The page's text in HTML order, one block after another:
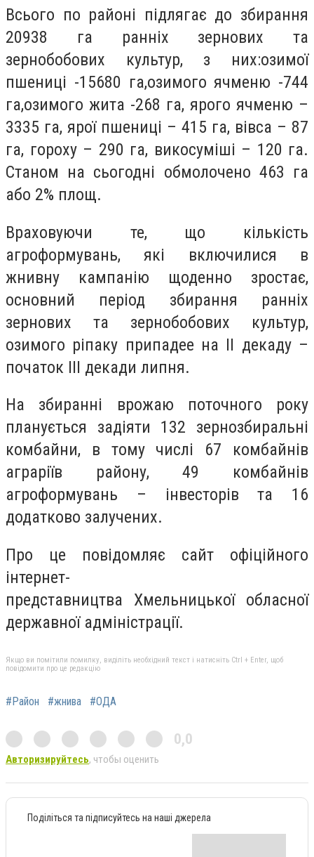
Всього по районі підлягає до збирання
20938 га ранніх зернових та
зернобобових культур, з них:озимої
пшениці -15680 га,озимого ячменю -744
га,озимого жита -268 га, ярого ячменю –
3335 га, ярої пшениці – 415 га, вівса – 87
га, гороху – 290 га, викосуміші – 120 га.
Станом на сьогодні обмолочено 463 га
або 2% площ.
Враховуючи те, що кількість
агроформувань, які включилися в
жнивну кампанію щоденно зростає,
основний період збирання ранніх
зернових та зернобобових культур,
озимого ріпаку припадее на ІІ декаду –
початок ІІІ декади липня.
На збиранні врожаю поточного року
планується задіяти 132 зернозбиральні
комбайни, в тому числі 67 комбайнів
аграріїв району, 49 комбайнів
агроформувань – інвесторів та 16
додатково залучених.
Про це повідомляє сайт офіційного
інтернет-
представництва Хмельницької обласної
державної адміністрації.
Якщо ви помітили помилку, виділіть необхідний текст і натисніть Ctrl + Enter, щоб
повідомити про це редакцію
#Район #жнива #ОДА
0,0
Авторизируйтесь, чтобы оценить
Поділіться та підписуйтесь на наші джерела